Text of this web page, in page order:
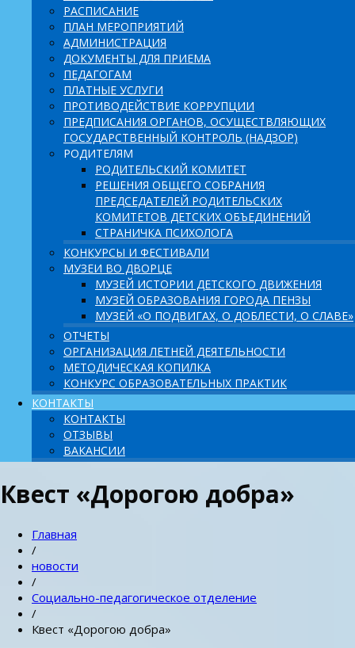
РАСПИСАНИЕ
ПЛАН МЕРОПРИЯТИЙ
АДМИНИСТРАЦИЯ
ДОКУМЕНТЫ ДЛЯ ПРИЕМА
ПЕДАГОГАМ
ПЛАТНЫЕ УСЛУГИ
ПРОТИВОДЕЙСТВИЕ КОРРУПЦИИ
ПРЕДПИСАНИЯ ОРГАНОВ, ОСУЩЕСТВЛЯЮЩИХ
ГОСУДАРСТВЕННЫЙ КОНТРОЛЬ (НАДЗОР)
РОДИТЕЛЯМ
РОДИТЕЛЬСКИЙ КОМИТЕТ
РЕШЕНИЯ ОБЩЕГО СОБРАНИЯ
ПРЕДСЕДАТЕЛЕЙ РОДИТЕЛЬСКИХ
КОМИТЕТОВ ДЕТСКИХ ОБЪЕДИНЕНИЙ
СТРАНИЧКА ПСИХОЛОГА
КОНКУРСЫ И ФЕСТИВАЛИ
МУЗЕИ ВО ДВОРЦЕ
МУЗЕЙ ИСТОРИИ ДЕТСКОГО ДВИЖЕНИЯ
МУЗЕЙ ОБРАЗОВАНИЯ ГОРОДА ПЕНЗЫ
МУЗЕЙ «О ПОДВИГАХ, О ДОБЛЕСТИ, О СЛАВЕ»
ОТЧЕТЫ
ОРГАНИЗАЦИЯ ЛЕТНЕЙ ДЕЯТЕЛЬНОСТИ
МЕТОДИЧЕСКАЯ КОПИЛКА
КОНКУРС ОБРАЗОВАТЕЛЬНЫХ ПРАКТИК
КОНТАКТЫ
КОНТАКТЫ
ОТЗЫВЫ
ВАКАНСИИ
Квест «Дорогою добра»
Главная
/
новости
/
Социально-педагогическое отделение
/
Квест «Дорогою добра»